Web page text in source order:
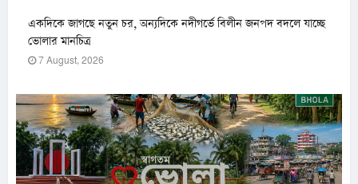
একদিকে জাগছে নতুন চর, অন্যদিকে নদীগর্ভে বিলীন জনপদ বদলে যাচ্ছে
ভোলার মানচিত্র
7 August, 2026